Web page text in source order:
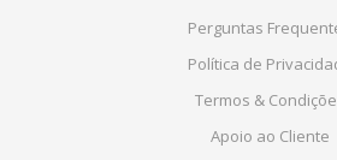
Perguntas
Política de
Termos &
Apoio ao Cliente